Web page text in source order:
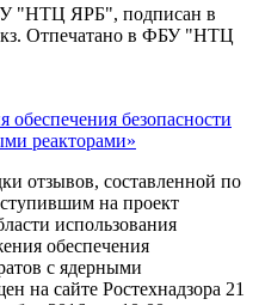
"НТЦ ЯРБ", подписан в
Отпечатано в ФБУ "НТЦ
безопасности
реакторами»
отзывов, составленной по
на проект
использования
обеспечения
с ядерными
на сайте Ростехнадзора 21